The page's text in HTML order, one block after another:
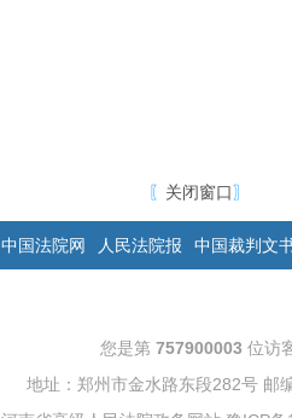
〖 关闭窗口〗
中国法院网 人民法院报 中国裁判文
您是第 757900003 位访
地址：郑州市金水路东段282号 邮